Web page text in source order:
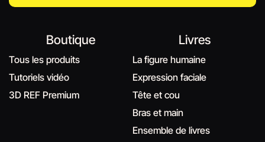
Boutique
Tous les produits
Tutoriels vidéo
3D REF Premium
Livres
La figure humaine
Expression faciale
Tête et cou
Bras et main
Ensemble de livres